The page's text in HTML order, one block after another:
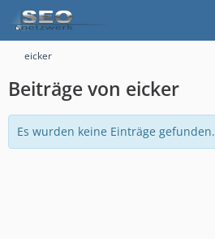
eicker
Beiträge von eicker
Es wurden keine Einträge gefunden.